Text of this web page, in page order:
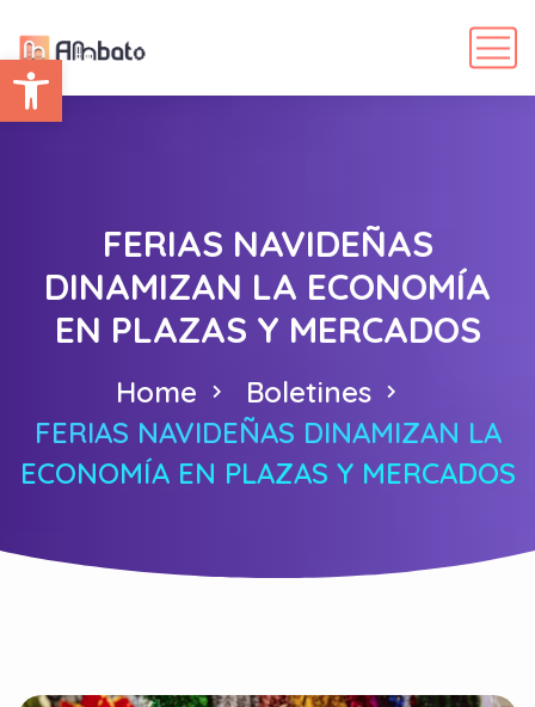
Abrir barra de herramientas
FERIAS NAVIDEÑAS
DINAMIZAN LA ECONOMÍA
EN PLAZAS Y MERCADOS
Home
Boletines
FERIAS NAVIDEÑAS DINAMIZAN LA
ECONOMÍA EN PLAZAS Y MERCADOS